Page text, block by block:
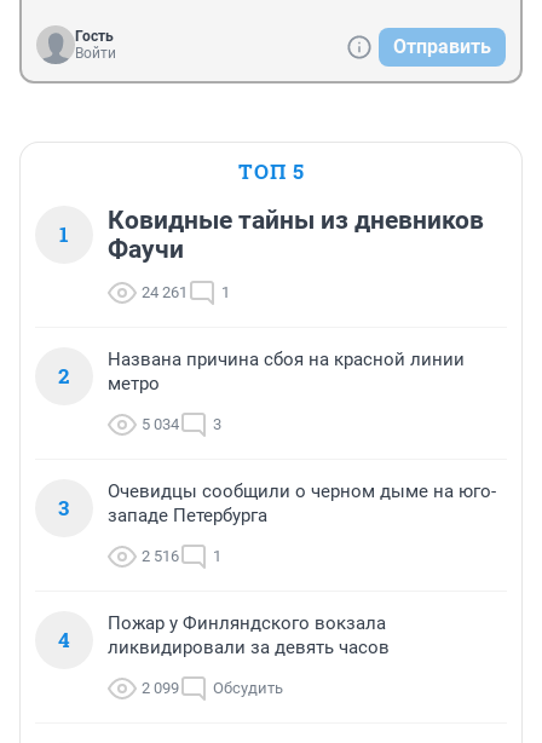
Гость
Войти
Отправить
ТОП 5
1
Ковидные тайны из дневников
Фаучи
24 261 1
2
Названа причина сбоя на красной линии
метро
5 034 3
3
Очевидцы сообщили о черном дыме на юго-
западе Петербурга
2 516 1
4
Пожар у Финляндского вокзала
ликвидировали за девять часов
2 099 Обсудить